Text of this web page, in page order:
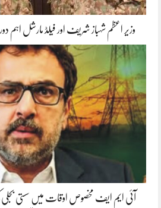
وزیر اعظم شہباز شریف اور فیلڈ مارشل
آئی ایم ایف مخصوص اوقات میں سستی